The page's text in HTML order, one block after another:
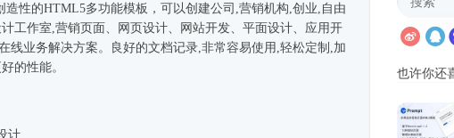
造性的HTML5多功能模板，可以创建公司,营销机构,创业,自由
工作室,营销页面、网页设计、网站开发、平面设计、应用开
线业务解决方案。良好的文档记录,非常容易使用,轻松定制,加
的性能。
计
也许你还